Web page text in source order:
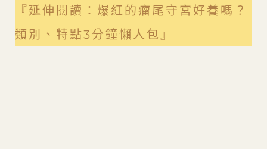
『延伸閱讀：爆紅的瘤尾守宮好養嗎？
類別、特點3分鐘懶人包』